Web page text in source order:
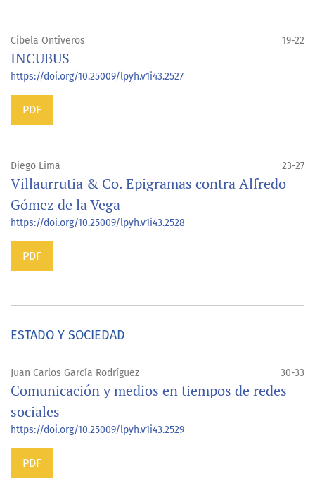
Cibela Ontiveros 19-22
INCUBUS
https://doi.org/10.25009/lpyh.v1i43.2527
PDF
Diego Lima 23-27
Villaurrutia & Co. Epigramas contra Alfredo
Gómez de la Vega
https://doi.org/10.25009/lpyh.v1i43.2528
PDF
ESTADO Y SOCIEDAD
Juan Carlos García Rodríguez 30-33
Comunicación y medios en tiempos de redes
sociales
https://doi.org/10.25009/lpyh.v1i43.2529
PDF